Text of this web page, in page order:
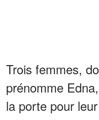
Trois femmes,
prénomme
la porte pour